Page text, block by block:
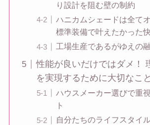
り設計を阻む壁の制約
ハニカムシェードは全て
標準装備で叶えたかった
工場生産であるがゆえの
性能が良いだけではダメ！
を実現するために大切なこと
ハウスメーカー選びで重
ト
自分たちのライフスタイ